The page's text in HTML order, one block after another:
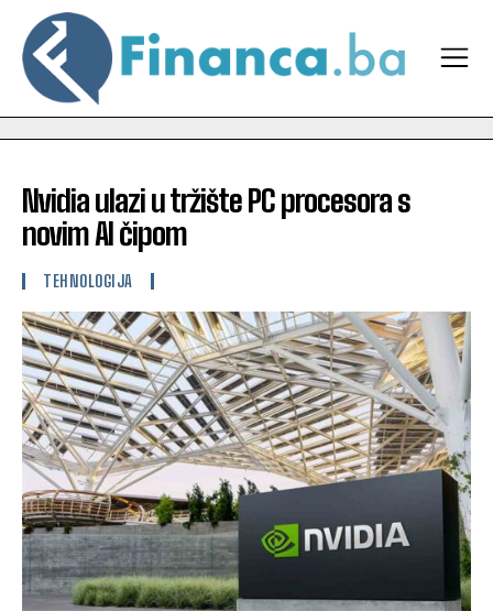
Nvidia ulazi u tržište PC procesora s
novim AI čipom
TEHNOLOGIJA